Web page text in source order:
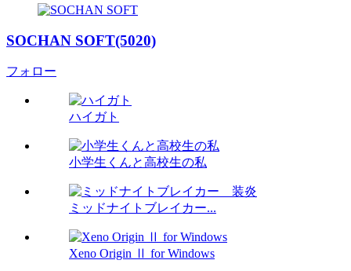
SOCHAN SOFT(5020)
フォロー
ハイガト
小学生くんと高校生の私
ミッドナイトブレイカー...
Xeno Origin Ⅱ for Windows